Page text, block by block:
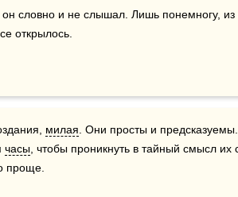
словно и не слышал. Лишь понемногу, из
открылось.
милая . Они просты и
часы , чтобы проникнуть в тайный смысл их
проще.